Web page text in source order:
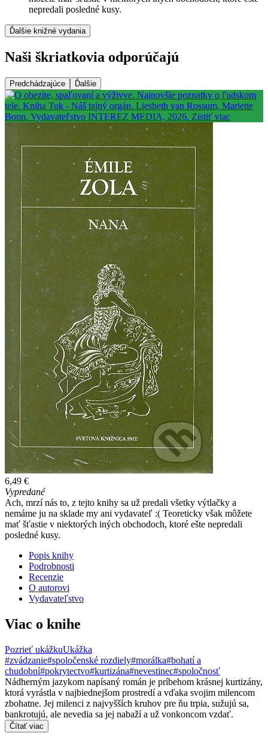
nepredali posledné kusy.
Ďalšie knižné vydania
Naši škriatkovia odporúčajú
Predchádzajúce Ďalšie
6,49 €
Vypredané
Ach, mrzí nás to, z tejto knihy sa už predali všetky výtlačky a
nemáme ju na sklade my ani vydavateľ :( Teoreticky však môžete
mať šťastie v niektorých iných obchodoch, ktoré ešte nepredali
posledné kusy.
Popis knihy
Podrobnosti
Recenzie
O autorovi
Vydavateľstvo
Viac o knihe
Pozrieť ukážkuUkážka
#zvádzanie#spoločenské rozdiely#morálka#bohatí a
chudobní#pokrytectvo#kurtizána#nevestinec#spoločnosť
Nádherným jazykom napísaný román je príbehom krásnej kurtizány,
ktorá vyrástla v najbiednejšom prostredí a vďaka svojim milencom
zbohatne. Jej milenci z najvyšších kruhov pre ňu trpia, sužujú sa,
bankrotujú, ale nevedia sa jej nabaží a už vonkoncom vzdať.
Čítať viac